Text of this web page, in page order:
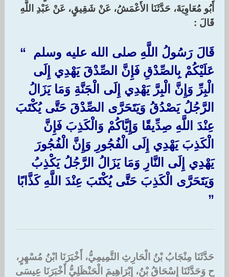
أَبُو مُعَاوِيَةَ، حَدَّثَنَا الأَعْمَشُ، عَنْ شَقِيقٍ، عَنْ عَبْدِ اللَّهِ
قَالَ :‏ ‏
قَالَ رَسُولُ اللَّهِ صلى الله عليه وسلم ‏ “‏
عَلَيْكُمْ بِالصِّدْقِ فَإِنَّ الصِّدْقَ يَهْدِي إِلَى
الْبِرِّ وَإِنَّ الْبِرَّ يَهْدِي إِلَى الْجَنَّةِ وَمَا يَزَالُ
الرَّجُلُ يَصْدُقُ وَيَتَحَرَّى الصِّدْقَ حَتَّى يُكْتَبَ
عِنْدَ اللَّهِ صِدِّيقًا وَإِيَّاكُمْ وَالْكَذِبَ فَإِنَّ
الْكَذِبَ يَهْدِي إِلَى الْفُجُورِ وَإِنَّ الْفُجُورَ
يَهْدِي إِلَى النَّارِ وَمَا يَزَالُ الرَّجُلُ يَكْذِبُ
وَيَتَحَرَّى الْكَذِبَ حَتَّى يُكْتَبَ عِنْدَ اللَّهِ كَذَّابًا
‏”‏ ‏
حَدَّثَنَا مِنْجَابُ بْنُ الْحَارِثِ التَّمِيمِيُّ، أَخْبَرَنَا ابْنُ مُسْهِرٍ،
ح وَحَدَّثَنَا إِسْحَاقُ بْنُ، إِبْرَاهِيمَ الْحَنْظَلِيُّ أَخْبَرَنَا عِيسَى